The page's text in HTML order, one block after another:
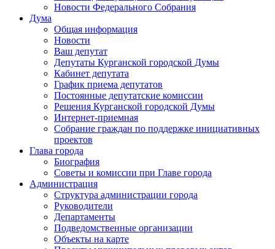
Новости Федерального Cобрания
Дума
Общая информация
Новости
Ваш депутат
Депутаты Курганской городской Думы
Кабинет депутата
График приема депутатов
Постоянные депутатские комиссии
Решения Курганской городской Думы
Интернет-приемная
Собрание граждан по поддержке инициативных
проектов
Глава города
Биография
Советы и комиссии при Главе города
Администрация
Структура администрации города
Руководители
Департаменты
Подведомственные организации
Объекты на карте